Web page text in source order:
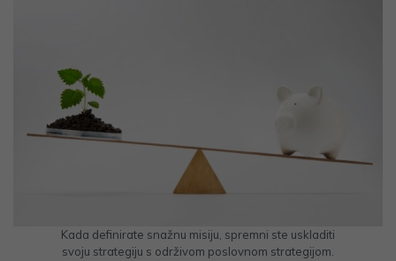
Kada definirate snažnu misiju, spremni ste uskladiti
svoju strategiju s održivom poslovnom strategijom.